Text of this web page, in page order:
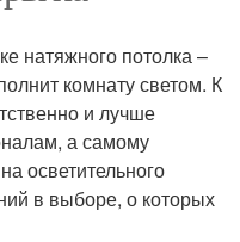
натяжного потолка –
комнату светом. К
и лучше
а самому
осветительного
в выборе, о которых